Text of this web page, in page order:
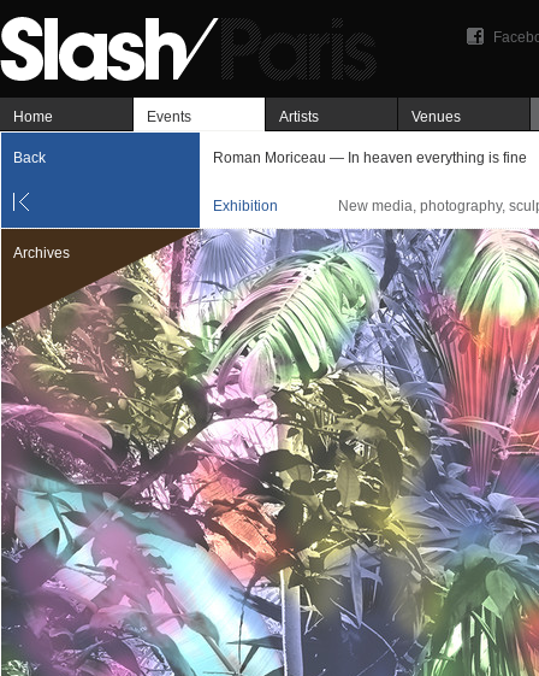
Home Events Artists Venues
Back Roman Moriceau — In heaven everything is fine
Exhibition New media, photography,
Archives